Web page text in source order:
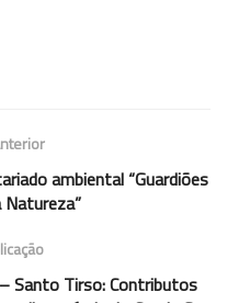
ambiental “Guardiões
Santo Tirso: Contributos